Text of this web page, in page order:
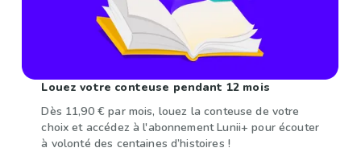
Louez votre conteuse pendant 12 mois
Dès 11,90 € par mois, louez la conteuse de votre
choix et accédez à l'abonnement Lunii+ pour écouter
à volonté des centaines d’histoires !